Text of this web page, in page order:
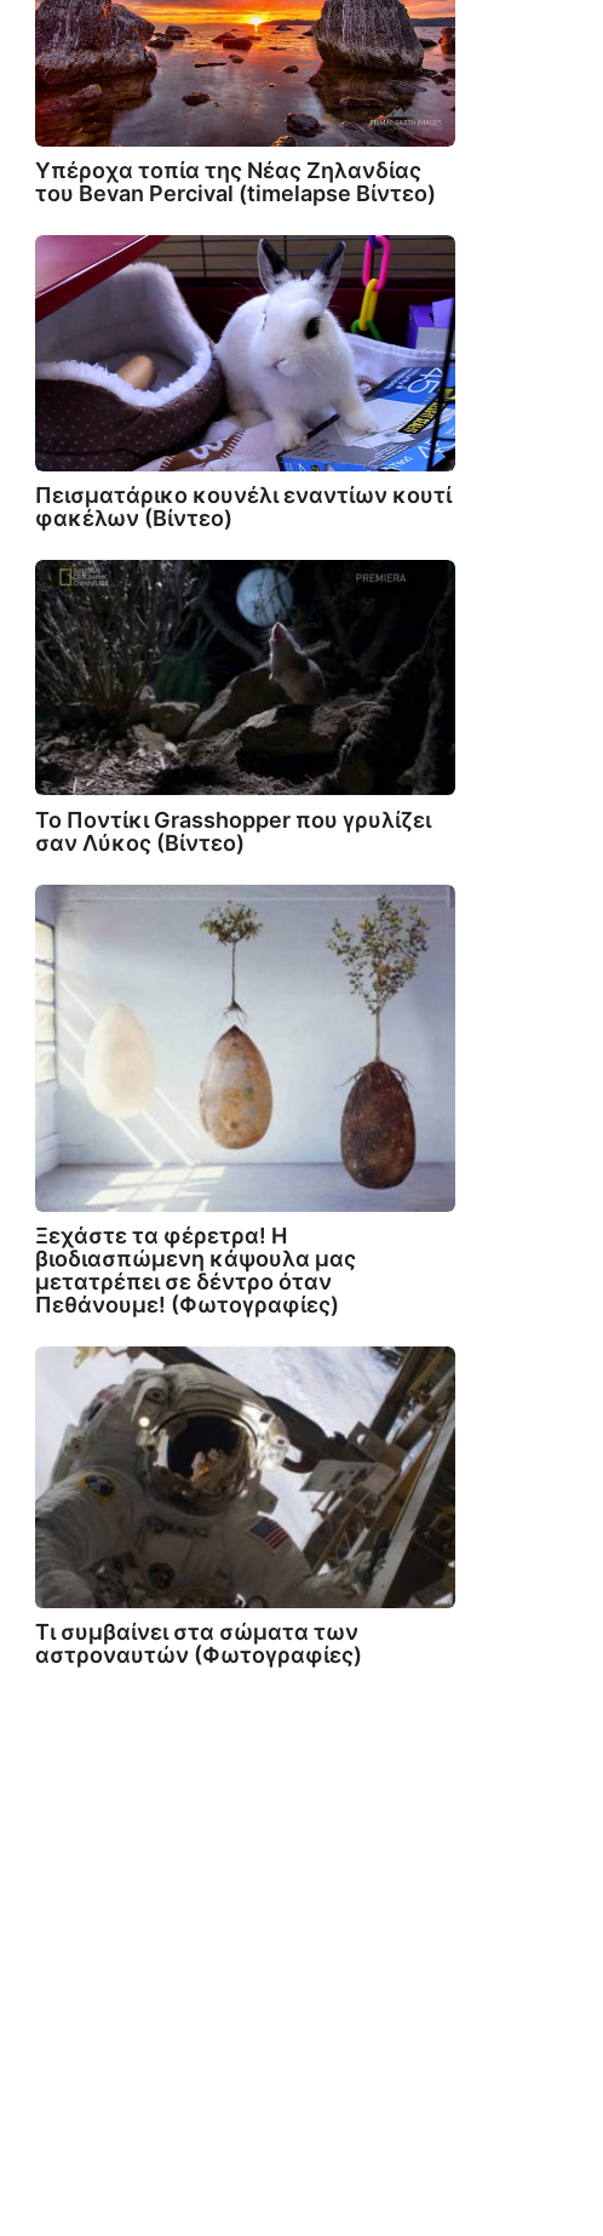
Υπέροχα τοπία της Νέας Ζηλανδίας
του Bevan Percival (timelapse Βίντεο)
Πεισματάρικο κουνέλι εναντίων κουτί
φακέλων (Βίντεο)
Το Ποντίκι Grasshopper που γρυλίζει
σαν Λύκος (Βίντεο)
Ξεχάστε τα φέρετρα! Η
βιοδιασπώμενη κάψουλα μας
μετατρέπει σε δέντρο όταν
Πεθάνουμε! (Φωτογραφίες)
Τι συμβαίνει στα σώματα των
αστροναυτών (Φωτογραφίες)